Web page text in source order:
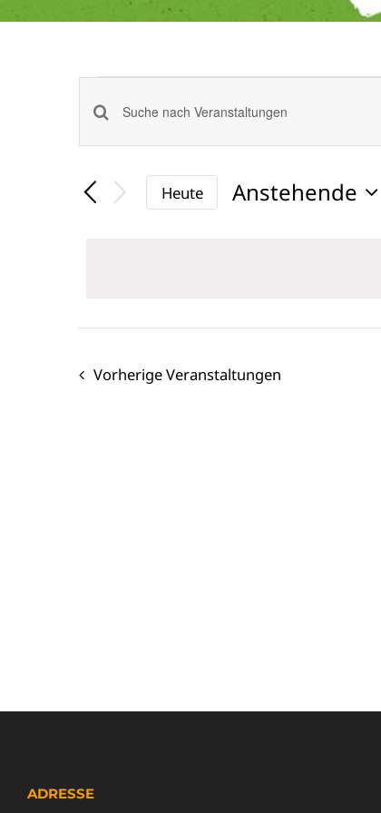
Veranstaltungen
Veranstaltungen
Suche
und
Bitte
eingeben.
Heute
Anstehende
VorherigeVeranstaltungen
ADRESSE